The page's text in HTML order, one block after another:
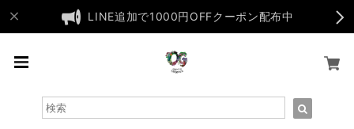
LINE追加で1000円OFFクーポン配布中